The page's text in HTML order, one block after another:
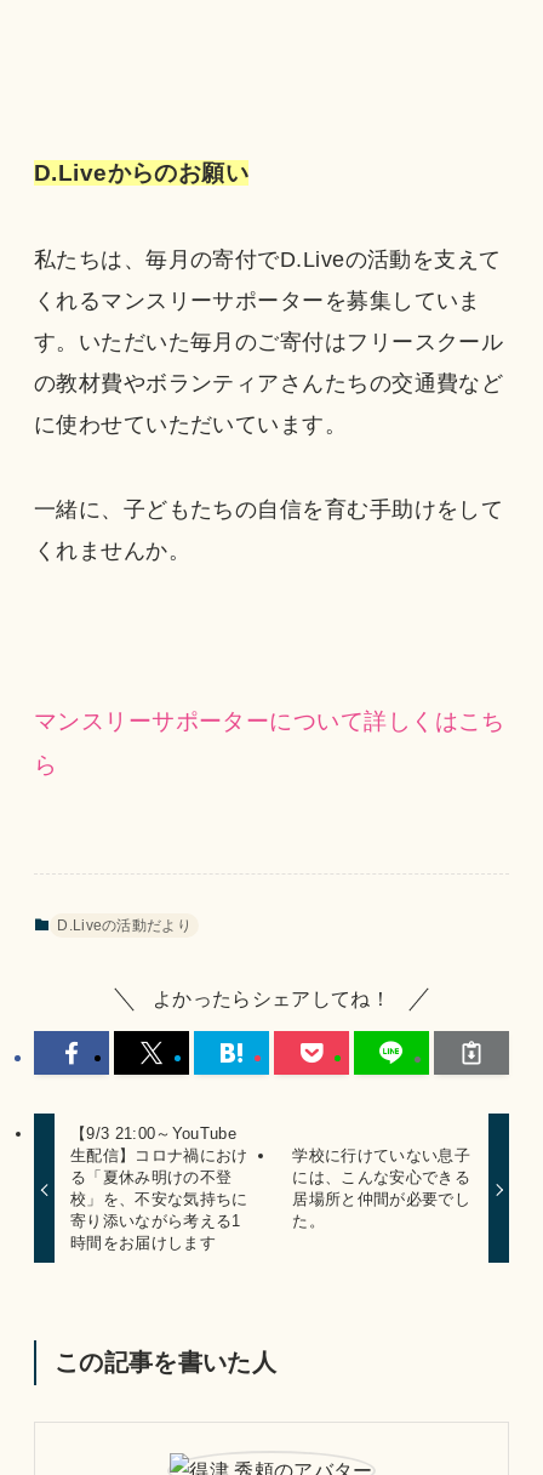
D.Liveからのお願い
私たちは、毎月の寄付でD.Liveの活動を支えて
くれるマンスリーサポーターを募集していま
す。いただいた毎月のご寄付はフリースクール
の教材費やボランティアさんたちの交通費など
に使わせていただいています。
一緒に、子どもたちの自信を育む手助けをして
くれませんか。
マンスリーサポーターについて詳しくはこち
ら
D.Liveの活動だより
よかったらシェアしてね！
【9/3 21:00～YouTube
生配信】コロナ禍におけ
る「夏休み明けの不登
校」を、不安な気持ちに
寄り添いながら考える1
時間をお届けします
学校に行けていない息子
には、こんな安心できる
居場所と仲間が必要でし
た。
この記事を書いた人